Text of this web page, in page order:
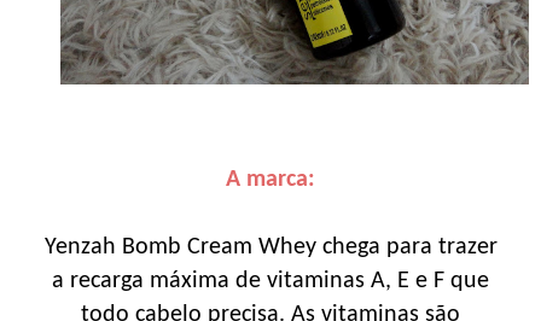
A marca:
Yenzah Bomb Cream Whey chega para trazer
a recarga máxima de vitaminas A, E e F que
todo cabelo precisa. As vitaminas são